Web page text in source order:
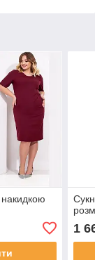
накидкою
1